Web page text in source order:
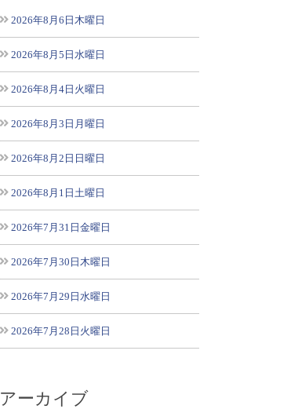
2026年8月6日木曜日
2026年8月5日水曜日
2026年8月4日火曜日
2026年8月3日月曜日
2026年8月2日日曜日
2026年8月1日土曜日
2026年7月31日金曜日
2026年7月30日木曜日
2026年7月29日水曜日
2026年7月28日火曜日
アーカイブ